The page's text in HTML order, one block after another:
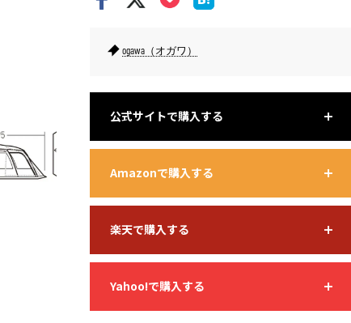
ogawa（オガワ）
公式サイトで購入する
Amazonで購入する
楽天で購入する
Yahoo!で購入する